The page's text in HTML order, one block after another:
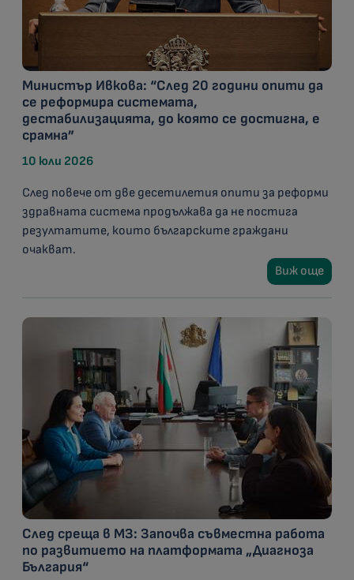
Министър Ивкова: “След 20 години опити да
се реформира системата,
дестабилизацията, до която се достигна, е
срамна”
10 юли 2026
След повече от две десетилетия опити за реформи
здравната система продължава да не постига
резултатите, които българските граждани
очакват.
Виж още
След среща в МЗ: Започва съвместна работа
по развитието на платформата „Диагноза
България“